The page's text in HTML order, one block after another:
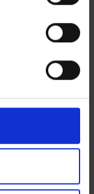
der Vermietung
Ihr Haus oder
Sie uns an - wir